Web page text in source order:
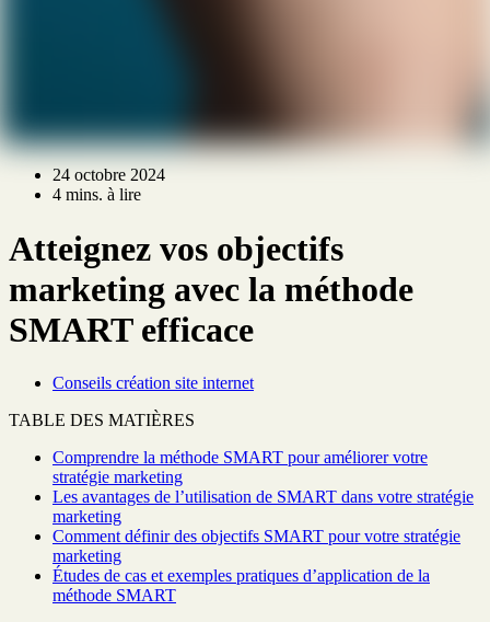
24 octobre 2024
4 mins. à lire
Atteignez vos objectifs
marketing avec la méthode
SMART efficace
Conseils création site internet
TABLE DES MATIÈRES
Comprendre la méthode SMART pour améliorer votre
stratégie marketing
Les avantages de l’utilisation de SMART dans votre stratégie
marketing
Comment définir des objectifs SMART pour votre stratégie
marketing
Études de cas et exemples pratiques d’application de la
méthode SMART